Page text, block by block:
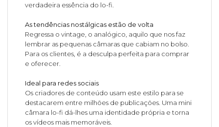
verdadeira essência do lo-fi.
As tendências nostálgicas estão de volta
Regressa o vintage, o analógico, aquilo que nos faz
lembrar as pequenas câmaras que cabiam no bolso.
Para os clientes, é a desculpa perfeita para comprar
e oferecer.
Ideal para redes sociais
Os criadores de conteúdo usam este estilo para se
destacarem entre milhões de publicações. Uma mini
câmara lo-fi dá-lhes uma identidade própria e torna
os vídeos mais memoráveis.